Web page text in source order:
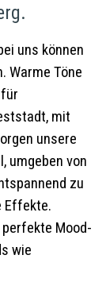
uns können
Warme Töne
mit
unsere
umgeben von
zu
Effekte.
Mood-
wie